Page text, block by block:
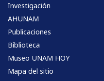
Investigación
AHUNAM
Publicaciones
Biblioteca
Museo UNAM HOY
Mapa del sitio